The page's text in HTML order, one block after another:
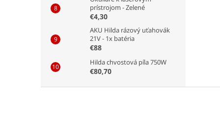
prístrojom - Zelené
€4,30
AKU Hilda rázový uťahovák
21V - 1x batéria
€88
Hilda chvostová píla 750W
€80,70